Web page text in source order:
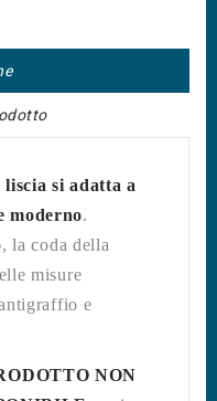
liscia si adatta a
moderno.
, la coda della
misure
e
NON